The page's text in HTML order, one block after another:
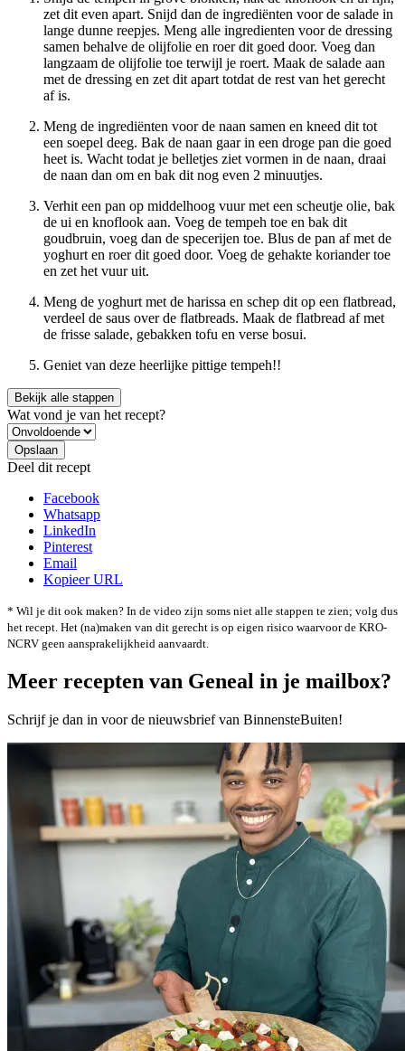
zet dit even apart. Snijd dan de ingrediënten voor de salade in
lange dunne reepjes. Meng alle ingredienten voor de dressing
samen behalve de olijfolie en roer dit goed door. Voeg dan
langzaam de olijfolie toe terwijl je roert. Maak de salade aan
met de dressing en zet dit apart totdat de rest van het gerecht
af is.
Meng de ingrediënten voor de naan samen en kneed dit tot
een soepel deeg. Bak de naan gaar in een droge pan die goed
heet is. Wacht todat je belletjes ziet vormen in de naan, draai
de naan dan om en bak dit nog even 2 minuutjes.
Verhit een pan op middelhoog vuur met een scheutje olie, bak
de ui en knoflook aan. Voeg de tempeh toe en bak dit
goudbruin, voeg dan de specerijen toe. Blus de pan af met de
yoghurt en roer dit goed door. Voeg de gehakte koriander toe
en zet het vuur uit.
Meng de yoghurt met de harissa en schep dit op een flatbread,
verdeel de saus over de flatbreads. Maak de flatbread af met
de frisse salade, gebakken tofu en verse bosui.
Geniet van deze heerlijke pittige tempeh!!
Bekijk alle stappen
Wat vond je van het recept?
Deel dit recept
Facebook
Whatsapp
LinkedIn
Pinterest
Email
Kopieer URL
* Wil je dit ook maken? In de video zijn soms niet alle stappen te zien; volg dus
het recept. Het (na)maken van dit gerecht is op eigen risico waarvoor de KRO-
NCRV geen aansprakelijkheid aanvaardt.
Meer recepten van Geneal in je mailbox?
Schrijf je dan in voor de nieuwsbrief van BinnensteBuiten!